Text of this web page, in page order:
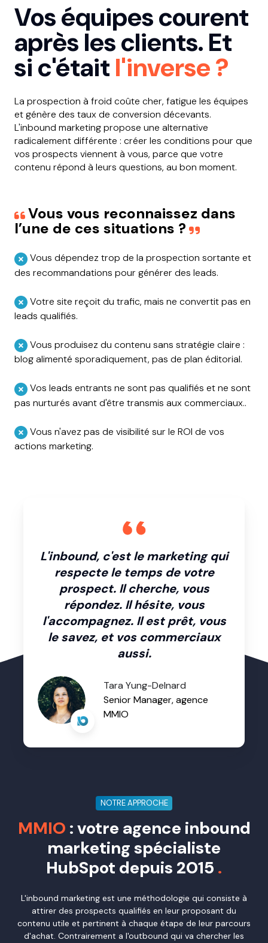
Vos équipes courent
après les clients. Et
si c'était l'inverse ?
La prospection à froid coûte cher, fatigue les équipes
et génère des taux de conversion décevants.
L'inbound marketing propose une alternative
radicalement différente : créer les conditions pour que
vos prospects viennent à vous, parce que votre
contenu répond à leurs questions, au bon moment.
Vous vous reconnaissez dans
l’une de ces situations ?
Vous dépendez trop de la prospection sortante et
des recommandations pour générer des leads.
Votre site reçoit du trafic, mais ne convertit pas en
leads qualifiés.
Vous produisez du contenu sans stratégie claire :
blog alimenté sporadiquement, pas de plan éditorial.
Vos leads entrants ne sont pas qualifiés et ne sont
pas nurturés avant d'être transmis aux commerciaux..
Vous n'avez pas de visibilité sur le ROI de vos
actions marketing.
L'inbound, c'est le marketing qui
respecte le temps de votre
prospect. Il cherche, vous
répondez. Il hésite, vous
l'accompagnez. Il est prêt, vous
le savez, et vos commerciaux
aussi.
Tara Yung-Delnard
Senior Manager, agence
MMIO
NOTRE APPROCHE
MMIO : votre agence inbound
marketing spécialiste
HubSpot depuis 2015 .
L'inbound marketing est une méthodologie qui consiste à
attirer des prospects qualifiés en leur proposant du
contenu utile et pertinent à chaque étape de leur parcours
d'achat. Contrairement a l'outbound qui va chercher les